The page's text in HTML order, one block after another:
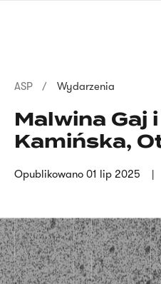
Ścieżka
nawigacyjna
ASP Wydarzenia
Malwina Gaj
Kamińska,
Opublikowano 01 lip 2025